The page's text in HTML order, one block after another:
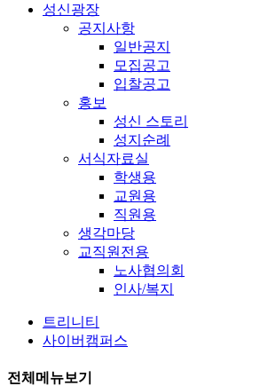
성신광장
공지사항
일반공지
모집공고
입찰공고
홍보
성신 스토리
성지순례
서식자료실
학생용
교원용
직원용
생각마당
교직원전용
노사협의회
인사/복지
트리니티
사이버캠퍼스
전체메뉴보기